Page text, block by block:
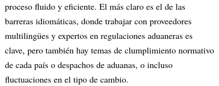
proceso fluido y eficiente. El más claro es el de las
barreras idiomáticas, donde trabajar con proveedores
multilingües y expertos en regulaciones aduaneras es
clave, pero también hay temas de clumplimiento normativo
de cada país o despachos de aduanas, o incluso
fluctuaciones en el tipo de cambio.